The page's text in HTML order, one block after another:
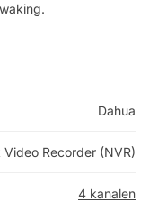
Dahua
Recorder (NVR)
4 kanalen